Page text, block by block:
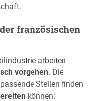
französischen
arbeiten
vorgehen. Die
Stellen finden
können: